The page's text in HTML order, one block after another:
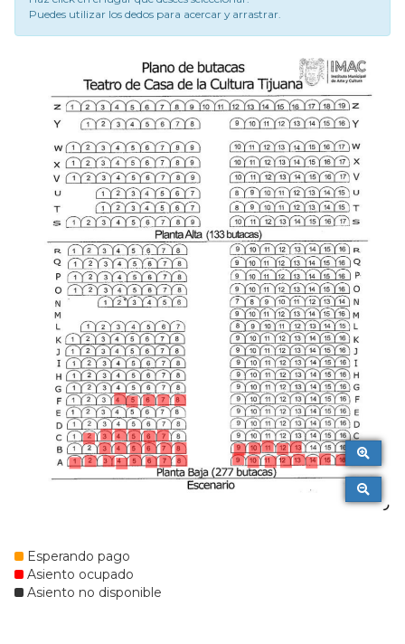
Puedes utilizar los dedos para acercar y arrastrar.
Esperando pago
Asiento ocupado
Asiento no disponible